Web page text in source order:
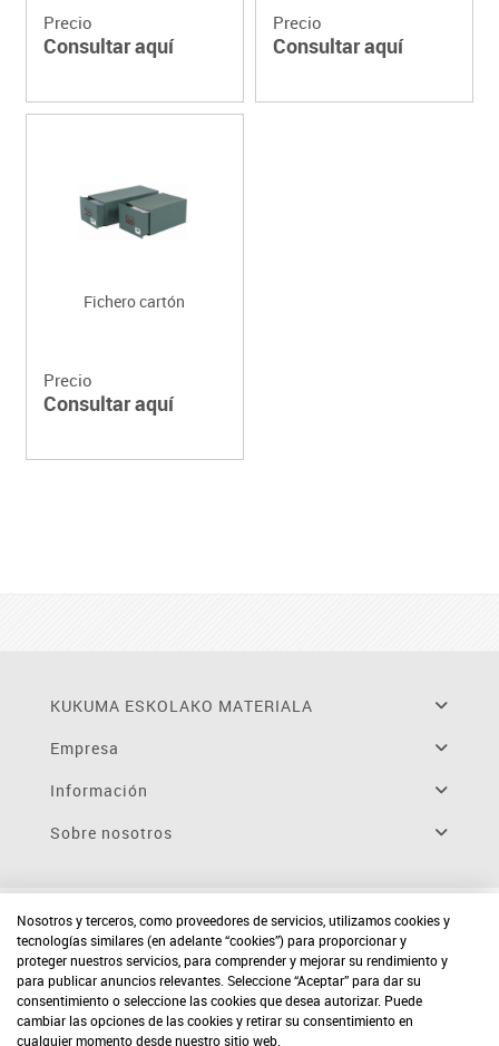
Precio
Consultar aquí
Precio
Consultar aquí
Fichero cartón
Precio
Consultar aquí
KUKUMA ESKOLAKO MATERIALA
Empresa
Información
Sobre nosotros
Nosotros y terceros, como proveedores de servicios, utilizamos cookies y
tecnologías similares (en adelante “cookies”) para proporcionar y
proteger nuestros servicios, para comprender y mejorar su rendimiento y
para publicar anuncios relevantes. Seleccione “Aceptar” para dar su
consentimiento o seleccione las cookies que desea autorizar. Puede
cambiar las opciones de las cookies y retirar su consentimiento en
cualquier momento desde nuestro sitio web.